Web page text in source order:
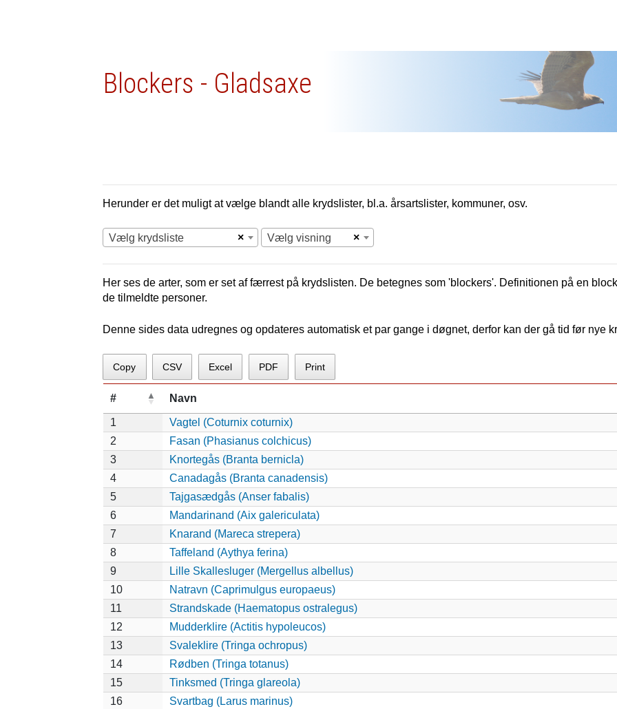
Blockers - Gladsaxe
Herunder er det muligt at vælge blandt alle krydslister, bl.a. årsartslister, kommuner, osv.
×
Vælg krydsliste ×
Vælg visning
Her ses de arter, som er set af færrest på krydslisten. De betegnes som 'blockers'. Definitionen på en
de tilmeldte personer.
Denne sides data udregnes og opdateres automatisk et par gange i døgnet, derfor kan der gå tid før nye
Copy CSV Excel PDF Print
# Navn
1 Vagtel (Coturnix coturnix)
2
Fasan (Phasianus colchicus)
3
Knortegås (Branta bernicla)
4
Canadagås (Branta canadensis)
5
Tajgasædgås (Anser fabalis)
6
Mandarinand (Aix galericulata)
7
Knarand (Mareca strepera)
8
Taffeland (Aythya ferina)
9
Lille Skallesluger (Mergellus albellus)
10
Natravn (Caprimulgus europaeus)
11
Strandskade (Haematopus ostralegus)
12
Mudderklire (Actitis hypoleucos)
13
Svaleklire (Tringa ochropus)
14
Rødben (Tringa totanus)
15
Tinksmed (Tringa glareola)
16
Svartbag (Larus marinus)